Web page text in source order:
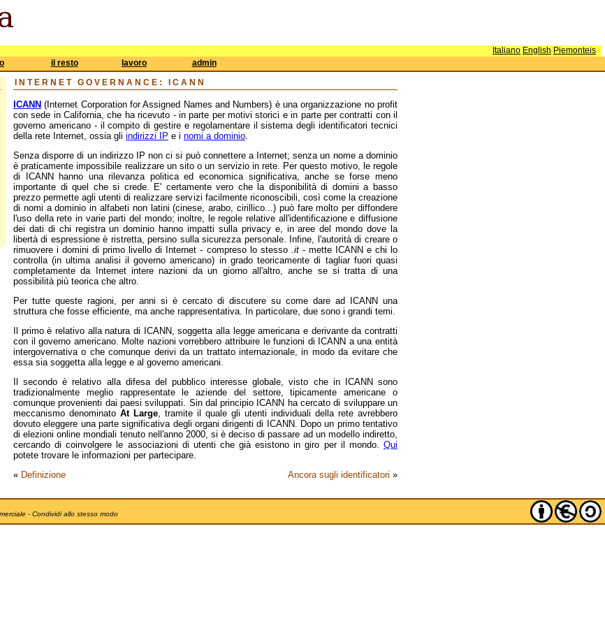
Italiano English Piemonteis
il resto lavoro
admin
INTERNET GOVERNANCE: ICANN
ICANN (Internet Corporation for Assigned Names and Numbers) è una organizzazione no profit
con sede in California, che ha ricevuto - in parte per motivi storici e in parte per contratti con il
governo americano - il compito di gestire e regolamentare il sistema degli identificatori tecnici
della rete Internet, ossia gli indirizzi IP e i nomi a dominio.
Senza disporre di un indirizzo IP non ci si può connettere a Internet; senza un nome a dominio
è praticamente impossibile realizzare un sito o un servizio in rete. Per questo motivo, le regole
di ICANN hanno una rilevanza politica ed economica significativa, anche se forse meno
importante di quel che si crede. E' certamente vero che la disponibilità di domini a basso
prezzo permette agli utenti di realizzare servizi facilmente riconoscibili, così come la creazione
di nomi a dominio in alfabeti non latini (cinese, arabo, cirillico...) può fare molto per diffondere
l'uso della rete in varie parti del mondo; inoltre, le regole relative all'identificazione e diffusione
dei dati di chi registra un dominio hanno impatti sulla privacy e, in aree del mondo dove la
libertà di espressione è ristretta, persino sulla sicurezza personale. Infine, l'autorità di creare o
rimuovere i domini di primo livello di Internet - compreso lo stesso .it- mette ICANN e chi lo
controlla (in ultima analisi il governo americano) in grado teoricamente di tagliar fuori quasi
completamente da Internet intere nazioni da un giorno all'altro, anche se si tratta di una
possibilità più teorica che altro.
Per tutte queste ragioni, per anni si è cercato di discutere su come dare ad ICANN una
struttura che fosse efficiente, ma anche rappresentativa. In particolare, due sono i grandi temi.
Il primo è relativo alla natura di ICANN, soggetta alla legge americana e derivante da contratti
con il governo americano. Molte nazioni vorrebbero attribuire le funzioni di ICANN a una entità
intergovernativa o che comunque derivi da un trattato internazionale, in modo da evitare che
essa sia soggetta alla legge e al governo americani.
Il secondo è relativo alla difesa del pubblico interesse globale, visto che in ICANN sono
tradizionalmente meglio rappresentate le aziende del settore, tipicamente americane o
comunque provenienti dai paesi sviluppati. Sin dal principio ICANN ha cercato di sviluppare un
meccanismo denominato At Large, tramite il quale gli utenti individuali della rete avrebbero
dovuto eleggere una parte significativa degli organi dirigenti di ICANN. Dopo un primo tentativo
di elezioni online mondiali tenuto nell'anno 2000, si è deciso di passare ad un modello indiretto,
cercando di coinvolgere le associazioni di utenti che già esistono in giro per il mondo. Qui
potete trovare le informazioni per partecipare.
« Definizione Ancora sugli identificatori »
- Condividi allo stesso modo